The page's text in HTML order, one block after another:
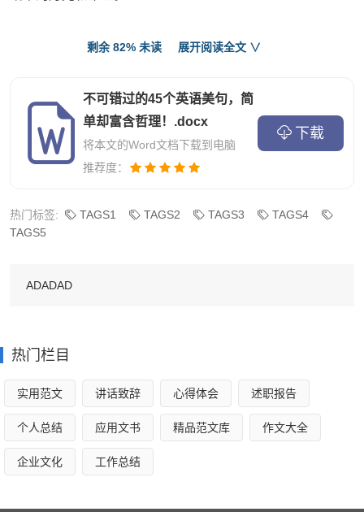
life believing that it is stupid.
大意：每个人都是一个天才。但是如果你以爬树的能力去判断一条
鱼，它所度过的一生都会相信它是愚蠢的。
解读：诗仙也说过“天生我才必有用”，没有人一无是
长。
beautiful it can be.
解读：无欲则无求，当你对事物的变化毫不关心的时
受。
If your eyes are opened, you will see the
things worth seeing.
剩余 82% 未读 展开阅读全文 ∨
不可错过的45个英语美句，简
单却富含哲理！.docx
将本文的Word文档下载到电脑
推荐度：
下载
热门标签: TAGS1 TAGS2 TAGS3
TAGS4
TAGS5
ADADAD
热门栏目
实用范文 讲话致辞 心得体会 述职报告
个人总结 应用文书 精品范文库 作文大全
企业文化 工作总结